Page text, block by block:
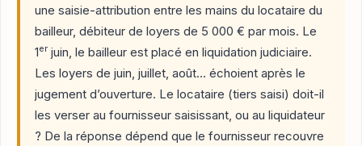
une saisie-attribution entre les mains du locataire du
bailleur, débiteur de loyers de 5 000 € par mois. Le
1er juin, le bailleur est placé en liquidation judiciaire.
Les loyers de juin, juillet, août… échoient après le
jugement d’ouverture. Le locataire (tiers saisi) doit-il
les verser au fournisseur saisissant, ou au liquidateur
? De la réponse dépend que le fournisseur recouvre